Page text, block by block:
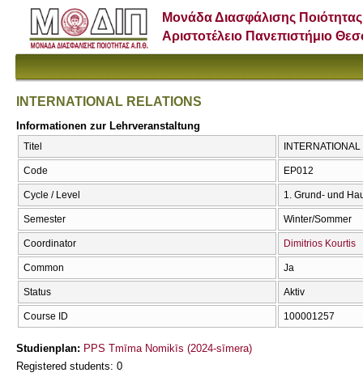
Μονάδα Διασφάλισης Ποιότητας
Αριστοτέλειο Πανεπιστήμιο
INTERNATIONAL RELATIONS
Informationen zur Lehrveranstaltung
Titel
Code ΕΡ012
Cycle / Level 1. Grund- und
Semester Winter/Sommer
Coordinator Dimitrios Kourtis
Common Ja
Status Aktiv
Course ID 100001257
Studienplan: PPS Tmīma Nomikīs (2024-sīmera)
Registered students: 0